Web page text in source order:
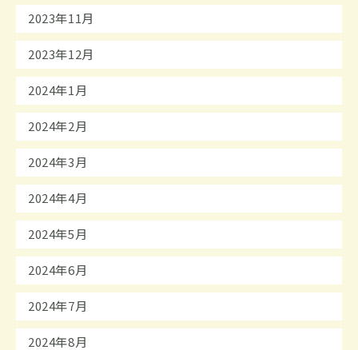
2023年11月
2023年12月
2024年1月
2024年2月
2024年3月
2024年4月
2024年5月
2024年6月
2024年7月
2024年8月